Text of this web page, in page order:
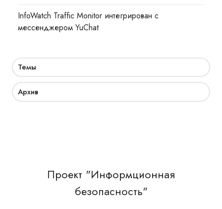
InfoWatch Traffic Monitor интегрирован с
мессенджером YuChat
Темы
Архив
Проект "Информционная
безопасность"